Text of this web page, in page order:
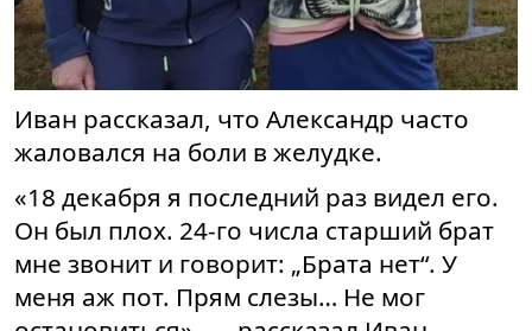
Иван рассказал, что Александр часто
жаловался на боли в желудке.
«18 декабря я последний раз видел его.
Он был плох. 24-го числа старший брат
мне звонит и говорит: „Брата нет“. У
меня аж пот. Прям слезы… Не мог